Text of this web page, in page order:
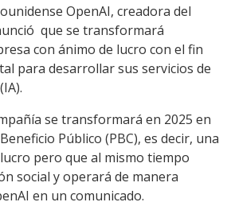
Link
OpenAI, creadora del
que se transformará
con ánimo de lucro con el fin
para desarrollar sus servicios de
se transformará en 2025 en
Público (PBC), es decir, una
pero que al mismo tiempo
social y operará de manera
en un comunicado.